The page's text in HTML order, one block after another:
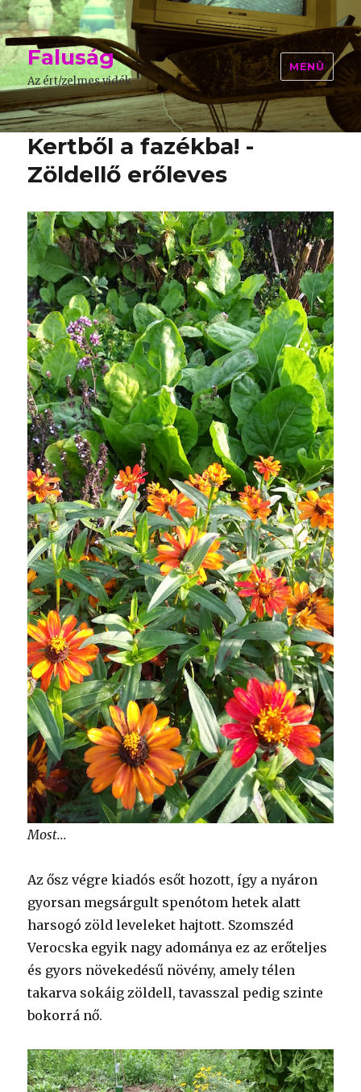
Faluság
Az ért/zelmes vidék
MENÜ
Kertből a fazékba! -
Zöldellő erőleves
Most...
Az ősz végre kiadós esőt hozott, így a nyáron
gyorsan megsárgult spenótom hetek alatt
harsogó zöld leveleket hajtott. Szomszéd
Verocska egyik nagy adománya ez az erőteljes
és gyors növekedésű növény, amely télen
takarva sokáig zöldell, tavasszal pedig szinte
bokorrá nő.